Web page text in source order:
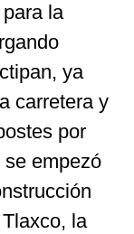
la
ya
carretera y
por
se empezó
la